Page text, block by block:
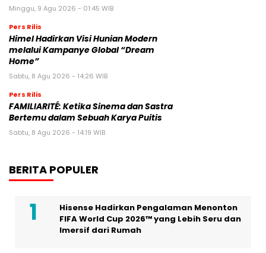
Minggu, 9 Agu 2026 - 01:45 WIB
Pers Rilis
Himel Hadirkan Visi Hunian Modern
melalui Kampanye Global “Dream
Home”
Sabtu, 8 Agu 2026 - 14:26 WIB
Pers Rilis
FAMILIARITÉ: Ketika Sinema dan Sastra
Bertemu dalam Sebuah Karya Puitis
Sabtu, 8 Agu 2026 - 14:19 WIB
BERITA POPULER
Hisense Hadirkan Pengalaman Menonton
FIFA World Cup 2026™ yang Lebih Seru dan
Imersif dari Rumah